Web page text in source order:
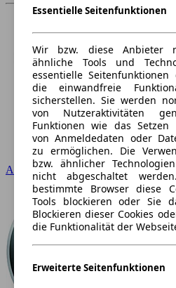
Audi
Essentielle Seitenfunktionen
Wir bzw. diese Anbieter
ähnliche Tools und
essentielle
die einwandfreie
sicherstellen. Sie werden
von Nutzeraktivitäten
Funktionen wie das Setzen
von Anmeldedaten oder
zu ermöglichen. Die
bzw. ähnlicher
nicht abgeschaltet
bestimmte Browser diese
Tools blockieren oder Sie
Blockieren dieser Cookies
die Funktionalität der
Erweiterte Seitenfunktionen